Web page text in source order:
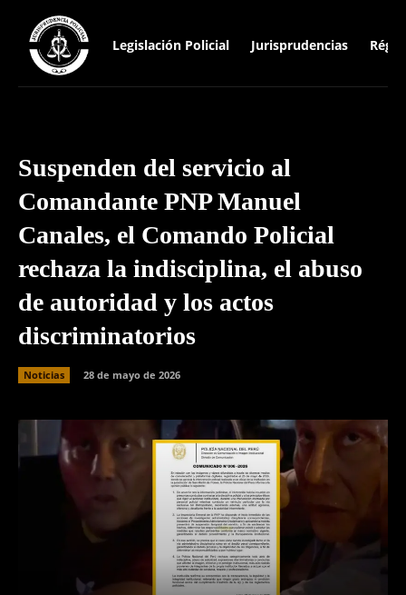
Legislación Policial Jurisprudencias
Suspenden del servicio al
Comandante PNP Manuel
Canales, el Comando Policial
rechaza la indisciplina, el abuso
de autoridad y los actos
discriminatorios
Noticias 28 de mayo de 2026